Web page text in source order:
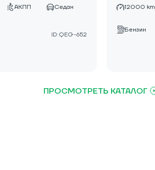
АКПП Седан
ID:QEG-652
12000 km
Бензин
ПРОСМОТРЕТЬ КАТАЛОГ